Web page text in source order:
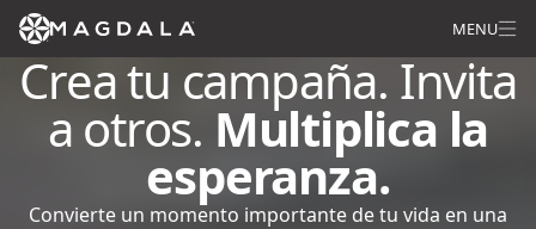
MENU
Crea tu campaña. Invita
a otros. Multiplica la
esperanza.
Convierte un momento importante de tu vida en una